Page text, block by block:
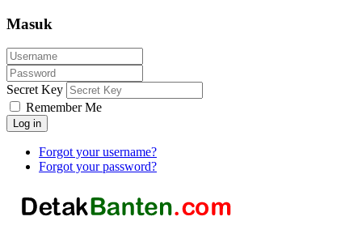
Masuk
Secret Key
Remember Me
Log in
Forgot your username?
Forgot your password?